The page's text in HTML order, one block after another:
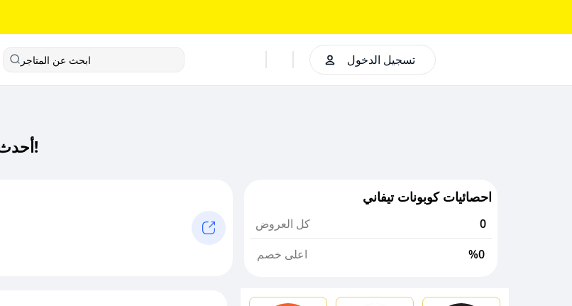
ابحث عن المتاجر تسجيل الدخول
أحدث أكواد خصم تيفاني كود خصم حصري لـ تيفاني الآن!
احصائيات كوبونات تيفاني
كل العروض
0
اعلى خصم
%0